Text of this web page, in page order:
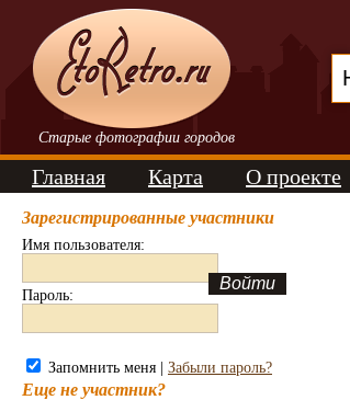
Старые фотографии городов
Главная Карта О проекте
Зарегистрированные участники
Имя пользователя:
Пароль:
Запомнить меня | Забыли пароль?
Еще не участник?